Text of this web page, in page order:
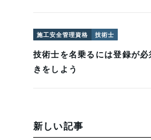
施工安全管理資格 技術士
技術士を名乗るには登録が
きをしよう
新しい記事